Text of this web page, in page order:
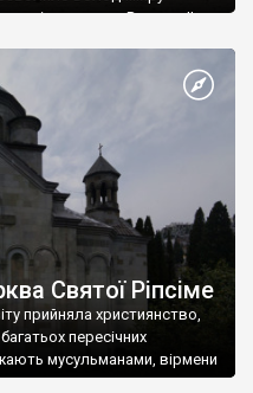
імператору Василю ІІ, та
Василем-християнином.
Херсонесу Таврійського
Святої Ріпсіме
прийняла християнство,
пересічних
мусульманами, вірмени